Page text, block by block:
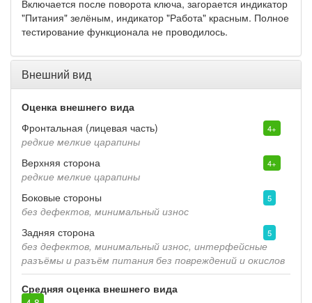
Включается после поворота ключа, загорается индикатор
"Питания" зелёным, индикатор "Работа" красным. Полное
тестирование функционала не проводилось.
Внешний вид
Оценка внешнего вида
Фронтальная (лицевая часть)
4+
редкие мелкие царапины
Верхняя сторона
4+
редкие мелкие царапины
Боковые стороны
5
без дефектов, минимальный износ
Задняя сторона
5
без дефектов, минимальный износ, интерфейсные
разъёмы и разъём питания без повреждений и окислов
Средняя оценка внешнего вида